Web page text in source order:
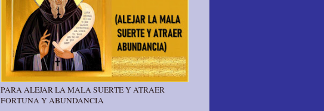
PARA ALEJAR LA MALA SUERTE Y ATRAER
FORTUNA Y ABUNDANCIA